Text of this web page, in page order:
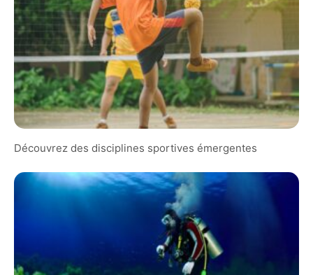
Découvrez des disciplines sportives émergentes